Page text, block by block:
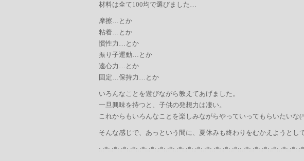
材料は全て100均で選びました…
摩擦…とか
粘着…とか
慣性力…とか
振り子運動…とか
遠心力…とか
固定…保持力…とか
いろんなことを遊びながら教えてあげました。
一旦興味を持つと、子供の発想力は凄い。
これからもいろんなことを楽しみながらやっていってもらいたいな
そんな感じで、あっという間に、夏休みも終わりをむかえようとし